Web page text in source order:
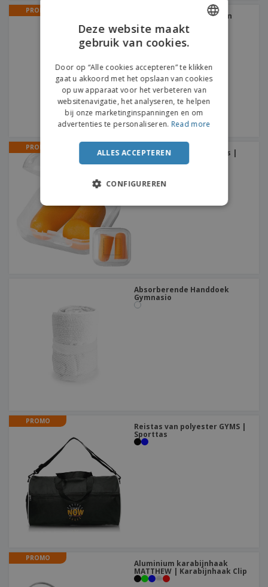
PROMO
Sportfles "Trixie" | Stalen
sportfles
PROMO
"Serenity" Box Oordopjes |
Absorberende Handdoek
Gymnasio
PROMO
Reistas van polyester GYMS |
Sporttas
PROMO
Aluminium karabijnhaak
MATTHEW | Karabijnhaak Clip
ENGLISH
DUTCH
PORTUGUESE
SPANISH
ITALIAN
Deze website maakt
gebruik van cookies.
Door op “Alle cookies accepteren” te klikken
gaat u akkoord met het opslaan van cookies
op uw apparaat voor het verbeteren van
websitenavigatie, het analyseren, te helpen
bij onze marketinginspanningen en om
advertenties te personaliseren. Read more
ALLES ACCEPTEREN
CONFIGUREREN